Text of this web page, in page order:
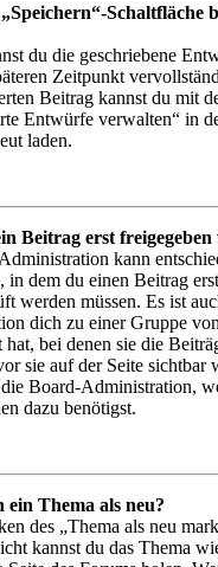
Schaltfläche
du die geschriebene
Zeitpunkt
Beitrag kannst du mit
Entwürfe verwalten“ in
laden.
Beitrag erst freigegeben
kann
in dem du einen Beitrag
werden müssen. Es ist
dich zu einer Gruppe
bei denen sie die
sie auf der Seite sichtbar
Board-Administration,
dazu benötigst.
Thema als neu?
des „Thema als neu
kannst du das Thema